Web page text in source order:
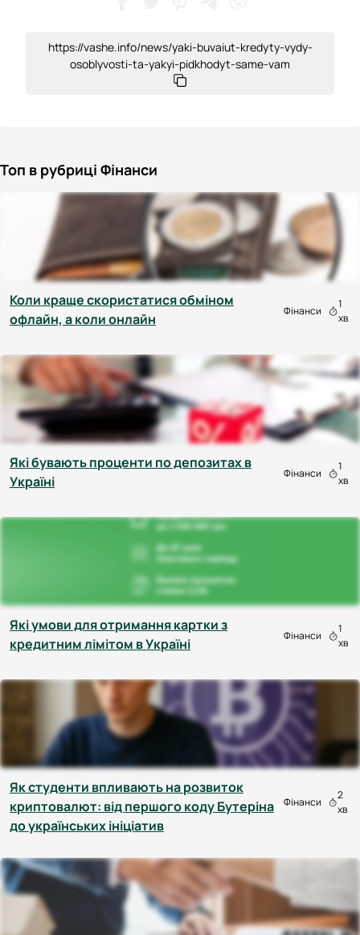
https://vashe.info/news/yaki-buvaiut-kredyty-vydy-
osoblyvosti-ta-yakyi-pidkhodyt-same-vam
Топ в рубриці Фінанси
Коли краще скористатися обміном
офлайн, а коли онлайн
Фінанси
1
хв
Які бувають проценти по депозитах в
Україні
Фінанси
1
хв
Які умови для отримання картки з
кредитним лімітом в Україні
Фінанси
1
хв
Як студенти впливають на розвиток
криптовалют: від першого коду Бутеріна
до українських ініціатив
Фінанси
2
хв